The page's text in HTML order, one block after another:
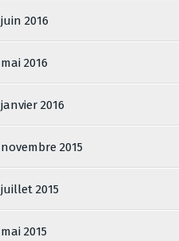
juin 2016
mai 2016
janvier 2016
novembre 2015
juillet 2015
mai 2015